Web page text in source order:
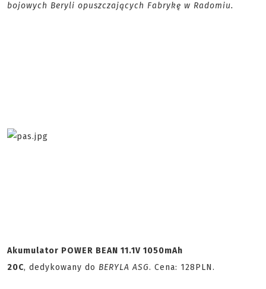
bojowych Beryli opuszczających Fabrykę w Radomiu.
Akumulator POWER BEAN 11.1V 1050mAh
20C, dedykowany do BERYLA ASG. Cena: 128PLN.